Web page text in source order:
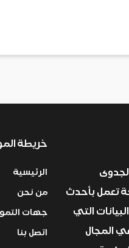
تعمل بأحدث
التي
المجال
خريطة
الرئيسية
من نحن
جهات
اتصل بنا